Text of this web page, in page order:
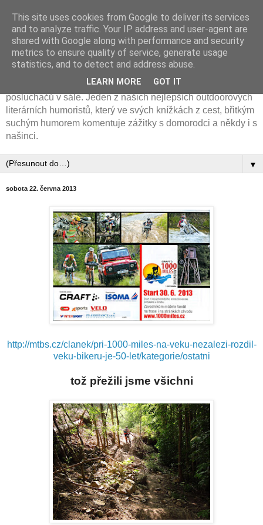
Cyklotremp Jan Vlasák
Horolozec, cyklotremp a spisovatel. Na svém kole
procestoval 50 zemí světa. Výborný vypravěč, jehož
cestovatelská diashow poznáte podle salev smíchu
posluchačů v sále. Jeden z našich nejlepších outdoorových
literárních humoristů, který ve svých knížkách z cest, břitkým
suchým humorem komentuje zážitky s domorodci a někdy i s
našinci.
▼
sobota 22. června 2013
http://mtbs.cz/clanek/pri-1000-miles-na-veku-nezalezi-rozdil-
veku-bikeru-je-50-let/kategorie/ostatni
tož přežili jsme všichni
This site uses cookies from Google to deliver its services
and to analyze traffic. Your IP address and user-agent are
shared with Google along with performance and security
metrics to ensure quality of service, generate usage
statistics, and to detect and address abuse.
LEARN MORE GOT IT